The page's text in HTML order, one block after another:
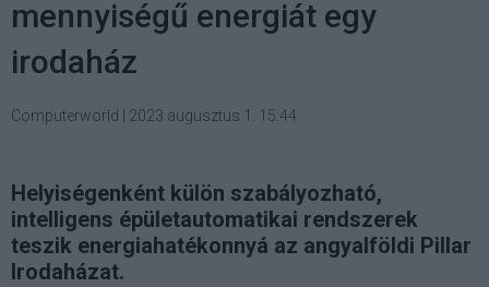
mennyiségű energiát egy
irodaház
Computerworld 2023 augusztus 1. 15:44
Helyiségenként külön szabályozható,
intelligens épületautomatikai rendszerek
teszik energiahatékonnyá az angyalföldi Pillar
Irodaházat.